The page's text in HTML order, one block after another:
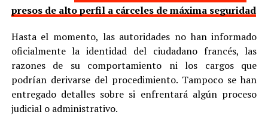
presos de alto perfil a cárceles de máxima seguridad
Hasta el momento, las autoridades no han informado
oficialmente la identidad del ciudadano francés, las
razones de su comportamiento ni los cargos que
podrían derivarse del procedimiento. Tampoco se han
entregado detalles sobre si enfrentará algún proceso
judicial o administrativo.